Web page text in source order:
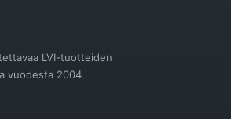
LVI-tuotteiden
vuodesta 2004